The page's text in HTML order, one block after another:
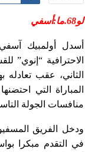
لو68.ما:أسفي
أسدل أولمبيك
الاحترافية “إنوي”
الثاني، عقب
المباراة التي
منافسات الجولة
ودخل الفريق
في التقدم مبكرا